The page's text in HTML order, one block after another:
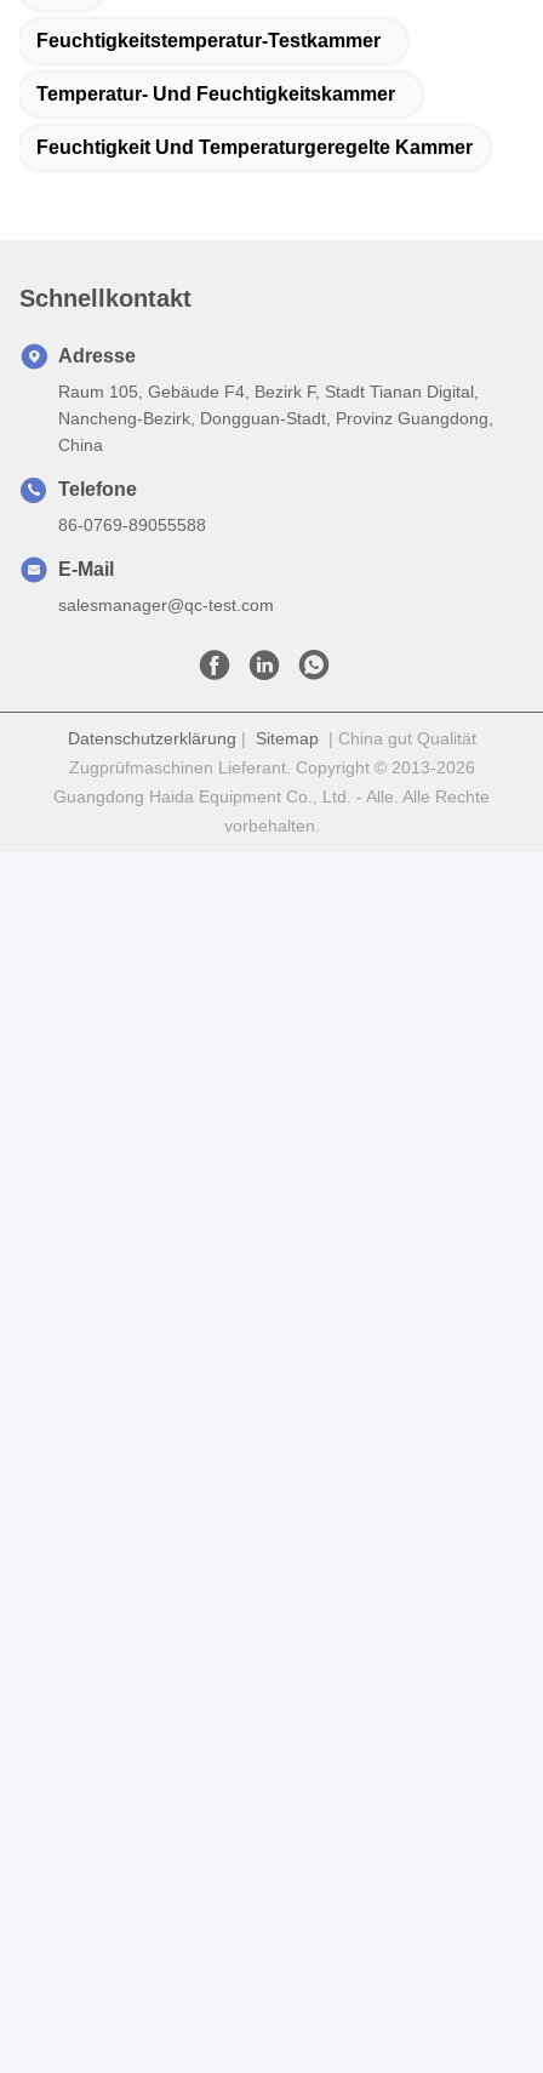
Feuchtigkeitstemperatur-Testkammer
Temperatur- Und Feuchtigkeitskammer
Feuchtigkeit Und Temperaturgeregelte Kammer
Schnellkontakt
Adresse
Raum 105, Gebäude F4, Bezirk F, Stadt Tianan Digital,
Nancheng-Bezirk, Dongguan-Stadt, Provinz Guangdong,
China
Telefone
86-0769-89055588
E-Mail
salesmanager@qc-test.com
Datenschutzerklärung | Sitemap| China gut Qualität
Zugprüfmaschinen Lieferant. Copyright © 2013-2026
Guangdong Haida Equipment Co., Ltd. - Alle. Alle Rechte
vorbehalten.